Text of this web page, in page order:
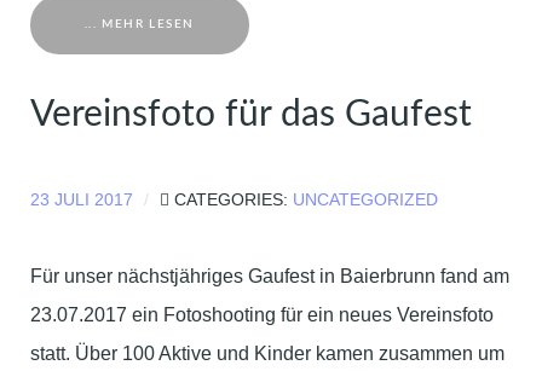
... MEHR LESEN
Vereinsfoto für das Gaufest
23 JULI 2017 CATEGORIES: UNCATEGORIZED
Für unser nächstjähriges Gaufest in Baierbrunn fand am
23.07.2017 ein Fotoshooting für ein neues Vereinsfoto
statt. Über 100 Aktive und Kinder kamen zusammen um